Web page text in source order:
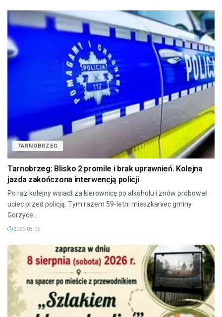
TARNOBRZEG
Tarnobrzeg: Blisko 2 promile i brak uprawnień. Kolejna
jazda zakończona interwencją policji
Po raz kolejny wsiadł za kierownicę po alkoholu i znów próbował
uciec przed policją. Tym razem 59-letni mieszkaniec gminy
Gorzyce...
2026-08-06